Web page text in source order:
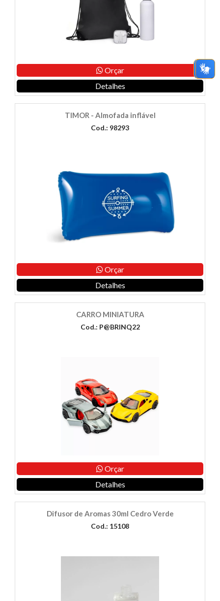
Orçar
Detalhes
TIMOR - Almofada inflável
Cod.: 98293
Orçar
Detalhes
CARRO MINIATURA
Cod.: P@BRINQ22
Orçar
Detalhes
Difusor de Aromas 30ml Cedro Verde
Cod.: 15108